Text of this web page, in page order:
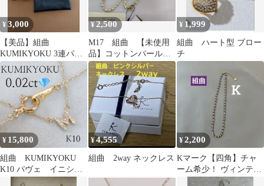
¥3,000
【美品】組曲
KUMIKYOKU 3連パー
ル ビーズネックレス ポ
ーチ付き
¥2,500
M17 組曲 【未使用
品】コットンパール
軽い ネックレス ナ
チュラル系 上品 フ
ォーマル
¥ 1,999
組曲 ハート型 ブロー
チ
¥ 15,800
組曲 KUMIKYOKU
K10 パヴェ イニシャ
ル M ネックレス
¥4,555
組曲 2way ネックレス
¥2,200
Kマーク【四角】チャ
ーム希少！ ヴィンテー
ジ 組曲 美人ネックレス